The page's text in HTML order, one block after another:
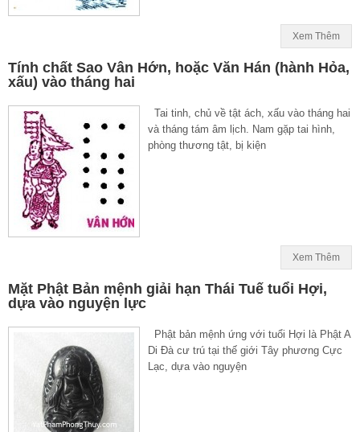
Xem Thêm
Tính chất Sao Vân Hớn, hoặc Văn Hán (hành Hỏa,
xấu) vào tháng hai
Tai tinh, chủ về tật ách, xấu vào tháng hai
và tháng tám âm lịch. Nam gặp tai hình,
phòng thương tật, bị kiện
Xem Thêm
Mặt Phật Bản mệnh giải hạn Thái Tuế tuổi Hợi,
dựa vào nguyện lực
Phật bản mệnh ứng với tuổi Hợi là Phật A
Di Đà cư trú tại thế giới Tây phương Cực
Lạc, dựa vào nguyện